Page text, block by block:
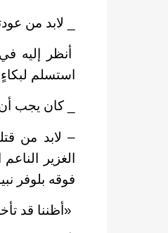
_ لابد من
أنظر إليه
استسلم
_ كان يجب
– لابد من
الغزير
فوقه بلوفر
«أظننا قد